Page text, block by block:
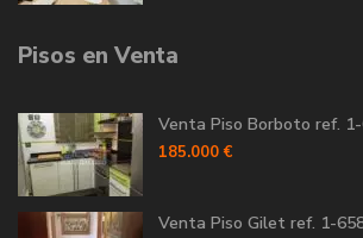
Pisos en Venta
Venta Piso Borboto ref.
185.000 €
Venta Piso Gilet ref. 1-